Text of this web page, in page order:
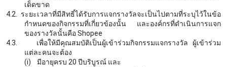
เด็ดขาด
4.2. ระยะเวลาที่มีสิทธิ์ได้รับการแจกรางวัลจะเป็นไปตามที่ระบุไว้ในข้อ
กำหนดของกิจกรรมที่เกี่ยวข้องนั้น และองค์กรที่ดำเนินการแจก
ของรางวัลนั้นคือShopee
4.3.
เพื่อให้มีคุณสมบัติเป็นผู้เข้าร่วมกิจกรรมแจกรางวัล ผู้เข้าร่วม
แต่ละคนจะต้อง
(i)
มีอายุครบ 20 ปีบริบูรณ์ และ